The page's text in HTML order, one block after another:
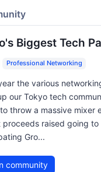
Biggest Tech
Professional Networking
the various
our Tokyo tech
throw a massive mixer
proceeds raised going to
Gro...
community